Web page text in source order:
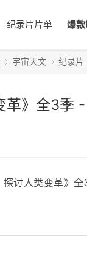
纪录片片单 爆
›
宇宙天文
›
纪录片
革》全3季